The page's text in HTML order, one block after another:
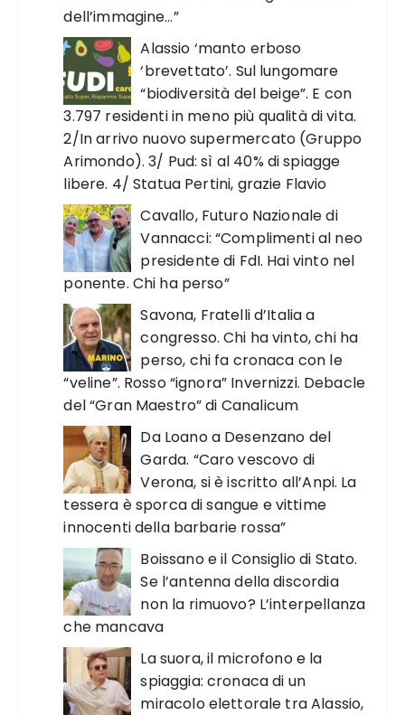
dell’immagine…”
Alassio ‘manto erboso
‘brevettato’. Sul lungomare
“biodiversità del beige”. E con
3.797 residenti in meno più qualità di vita.
2/In arrivo nuovo supermercato (Gruppo
Arimondo). 3/ Pud: sì al 40% di spiagge
libere. 4/ Statua Pertini, grazie Flavio
Cavallo, Futuro Nazionale di
Vannacci: “Complimenti al neo
presidente di FdI. Hai vinto nel
ponente. Chi ha perso”
Savona, Fratelli d’Italia a
congresso. Chi ha vinto, chi ha
perso, chi fa cronaca con le
“veline”. Rosso “ignora” Invernizzi. Debacle
del “Gran Maestro” di Canalicum
Da Loano a Desenzano del
Garda. “Caro vescovo di
Verona, si è iscritto all’Anpi. La
tessera è sporca di sangue e vittime
innocenti della barbarie rossa”
Boissano e il Consiglio di Stato.
Se l’antenna della discordia
non la rimuovo? L’interpellanza
che mancava
La suora, il microfono e la
spiaggia: cronaca di un
miracolo elettorale tra Alassio,